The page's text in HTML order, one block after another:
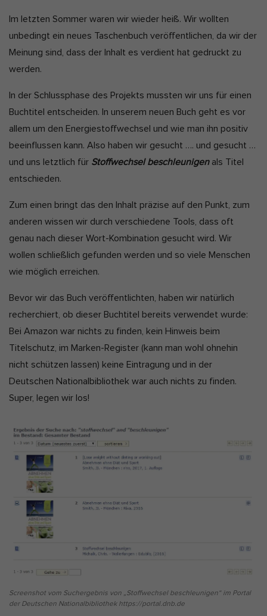
Im letzten Sommer waren wir wieder heiß. Wir wollten
unbedingt ein neues Taschenbuch veröffentlichen, da wir der
Meinung sind, dass der Inhalt es verdient hat gedruckt zu
werden.
In der Schlussphase des Projekts mussten wir uns für einen
Buchtitel entscheiden. In unserem neuen Buch geht es vor
allem um den Energiestoffwechsel und wie man ihn positiv
beeinflussen kann. Also haben wir gesucht …. und gesucht …
und uns letztlich für Stoffwechsel beschleunigenals Titel
entschieden.
Zum einen bringt das den Inhalt präzise auf den Punkt, zum
anderen wissen wir durch verschiedene Tools, dass oft
genau nach dieser Wort-Kombination gesucht wird. Wir
wollen schließlich gefunden werden und so viele Menschen
wie möglich erreichen.
Bevor wir das Buch veröffentlichten, haben wir natürlich
recherchiert, ob dieser Buchtitel bereits verwendet wurde:
Bei Amazon war nichts zu finden, kein Hinweis beim
Titelschutz, im Marken-Register (kann man wohl ohnehin
nicht schützen lassen) keine Eintragung und in der
Deutschen Nationalbibliothek war auch nichts zu finden.
Super, legen wir los!
Screenshot vom Suchergebnis von „Stoffwechsel beschleunigen“ im Portal
der Deutschen Nationalbibliothek https://portal.dnb.de